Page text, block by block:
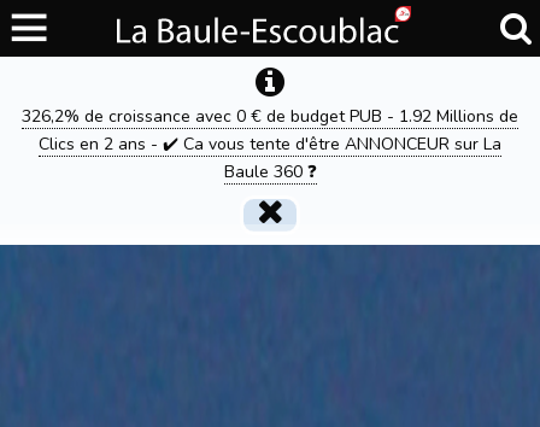
326,2% de croissance avec 0 € de budget PUB - 1.92 Millions de
Clics en 2 ans - ✔️ Ca vous tente d'être ANNONCEUR sur La
Baule 360 ❓